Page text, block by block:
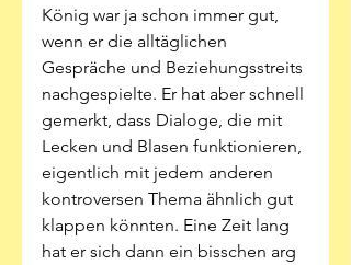
König war ja schon immer gut,
wenn er die alltäglichen
Gespräche und Beziehungsstreits
nachgespielte. Er hat aber schnell
gemerkt, dass Dialoge, die mit
Lecken und Blasen funktionieren,
eigentlich mit jedem anderen
kontroversen Thema ähnlich gut
klappen könnten. Eine Zeit lang
hat er sich dann ein bisschen arg